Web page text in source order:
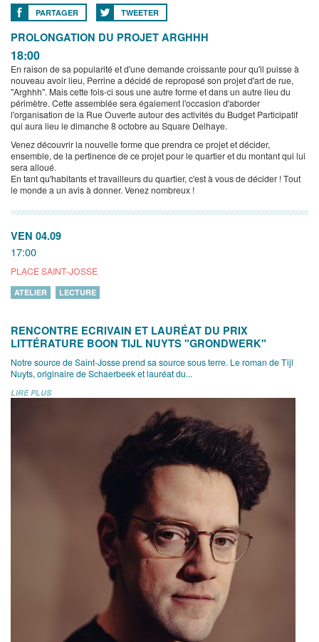
PARTAGER
TWEETER
PROLONGATION DU PROJET ARGHHH
18:00
En raison de sa popularité et d'une demande croissante pour qu'il puisse à
nouveau avoir lieu, Perrine a décidé de reproposé son projet d'art de rue,
"Arghhh". Mais cette fois-ci sous une autre forme et dans un autre lieu du
périmètre. Cette assemblée sera également l'occasion d'aborder
l'organisation de la Rue Ouverte autour des activités du Budget Participatif
qui aura lieu le dimanche 8 octobre au Square Delhaye.
Venez découvrir la nouvelle forme que prendra ce projet et décider,
ensemble, de la pertinence de ce projet pour le quartier et du montant qui lui
sera alloué.
En tant qu'habitants et travailleurs du quartier, c'est à vous de décider ! Tout
le monde a un avis à donner. Venez nombreux !
VEN 04.09
17:00
PLACE SAINT-JOSSE
ATELIER LECTURE
RENCONTRE ECRIVAIN ET LAURÉAT DU PRIX
LITTÉRATURE BOON TIJL NUYTS "GRONDWERK"
Notre source de Saint-Josse prend sa source sous terre. Le roman de Tijl
Nuyts, originaire de Schaerbeek et lauréat du...
LIRE PLUS